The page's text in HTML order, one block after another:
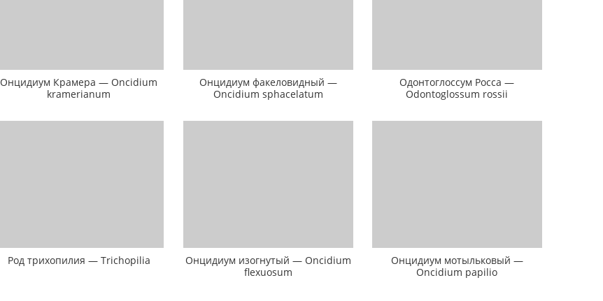
Онцидиум Крамера — Oncidium
kramerianum
Онцидиум факеловидный —
Oncidium sphacelatum
Одонтоглоссум Росса —
Odontoglossum rossii
Род трихопилия — Trichopilia
Онцидиум изогнутый — Oncidium
flexuosum
Онцидиум мотыльковый —
Oncidium papilio